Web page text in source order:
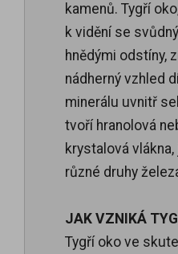
kamenů. Tygří
k vidění se
hnědými odstíny,
nádherný vzhled
minerálu uvnitř
tvoří hranolová
krystalová
různé druhy
JAK VZNIKÁ
Tygří oko ve